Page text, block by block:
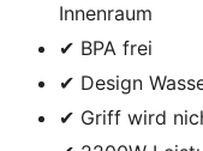
Innenraum
✔ BPA frei
✔ Design
✔ Griff wird